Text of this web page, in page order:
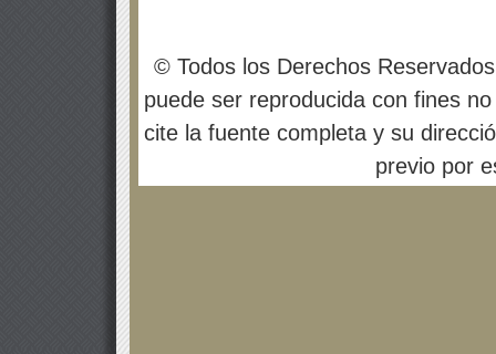
© Todos los Derechos
puede ser reproducida con fines
cite la fuente completa y su
previo por